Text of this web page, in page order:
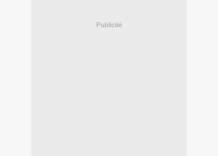
Publicité